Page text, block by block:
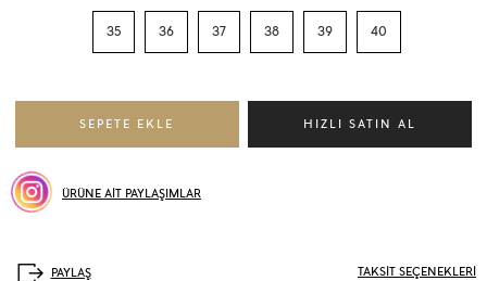
35 36 37 38 39 40
ÜRÜNE AİT PAYLAŞIMLAR
TAKSİT SEÇENEKLERİ